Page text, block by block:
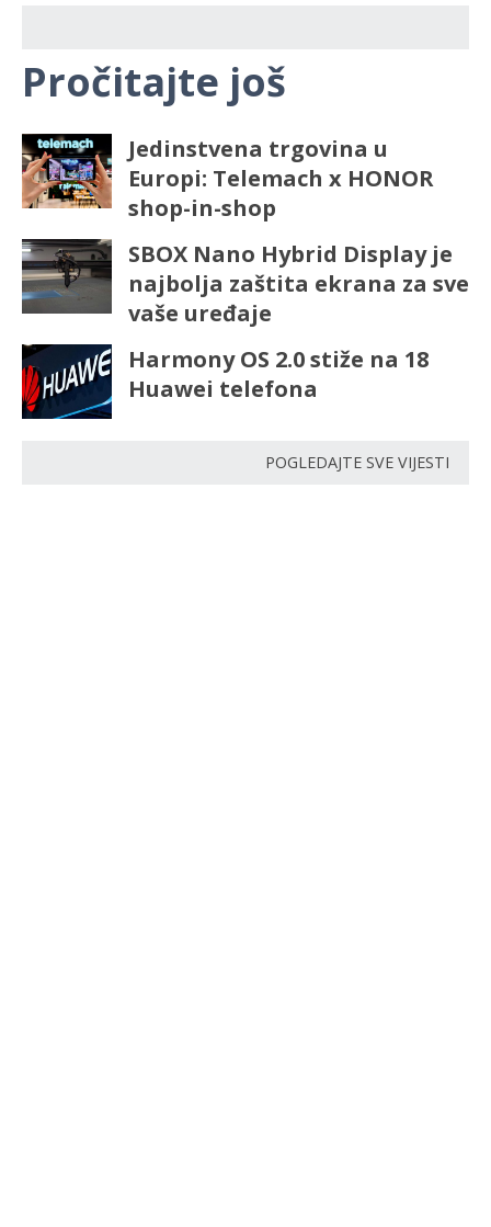
Pročitajte još
Jedinstvena trgovina u
Europi: Telemach x HONOR
shop-in-shop
SBOX Nano Hybrid Display je
najbolja zaštita ekrana za sve
vaše uređaje
Harmony OS 2.0 stiže na 18
Huawei telefona
POGLEDAJTE SVE VIJESTI